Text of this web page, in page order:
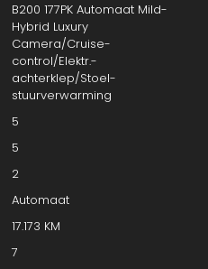
B200 177PK Automaat Mild-
Hybrid Luxury
Camera/Cruise-
control/Elektr.-
achterklep/Stoel-
stuurverwarming
5
5
2
Automaat
17.173 KM
7